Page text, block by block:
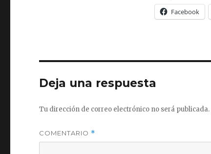
Facebook
Deja una respuesta
Tu dirección de correo electrónico no será publicada.
COMENTARIO *